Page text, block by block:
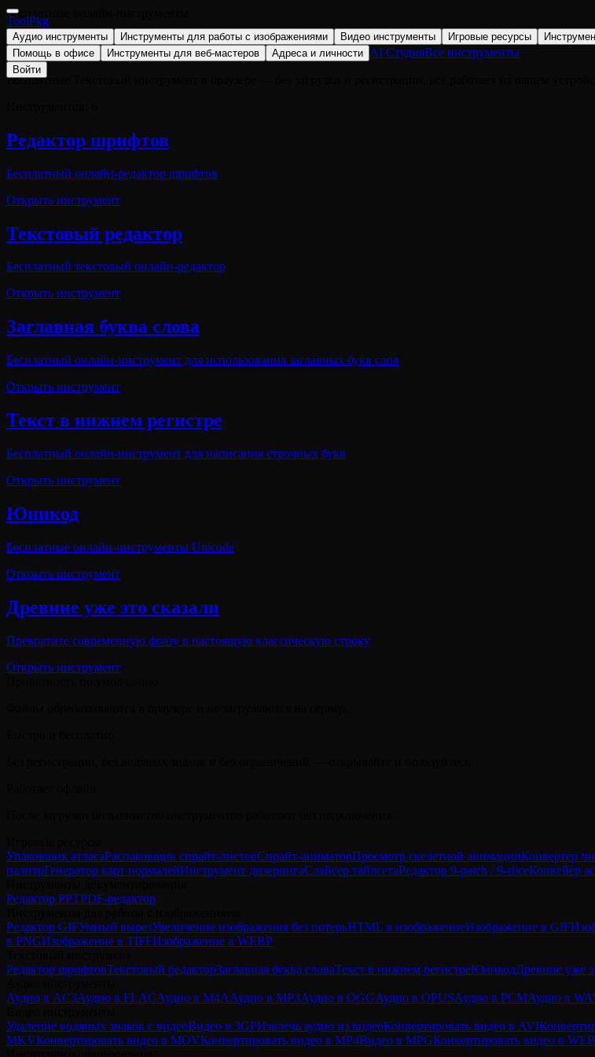
ToolPkg
Аудио инструменты Инструменты для работы с изображениями Видео инструменты Игровые ресурсы
Помощь в офисе
Инструменты для веб-мастеров Адреса и личности AI СтудияВсе инструменты
Войти
Бесплатные онлайн-инструменты
Текстовый инструмент
Бесплатные Текстовый инструмент в браузере — без загрузки и регистрации, всё работает на вашем
Редактор шрифтов
Бесплатный онлайн-редактор шрифтов
Открыть инструмент
Текстовый редактор
Бесплатный текстовый онлайн-редактор
Открыть инструмент
Заглавная буква слова
Бесплатный онлайн-инструмент для использования заглавных букв слов
Открыть инструмент
Текст в нижнем регистре
Бесплатный онлайн-инструмент для написания строчных букв
Открыть инструмент
Юникод
Бесплатные онлайн-инструменты Unicode
Открыть инструмент
Древние уже это сказали
Превратите современную фразу в настоящую классическую строку
Открыть инструмент
Упаковщик атласаРаспаковщик спрайт-листовСпрайт-аниматорПросмотр скелетной анимацииКонвертер
палитрГенератор карт нормалейИнструмент дизерингаСлайсер тайлсетаРедактор 9-patch / 9-sliceКонвейер
Редактор PPTPDF-редактор
Редактор GIFУмный вырезУвеличение изображения без потерьHTML в изображениеИзображение в GIF
в PNGИзображение в TIFFИзображение в WEBP
Редактор шрифтовТекстовый редакторЗаглавная буква словаТекст в нижнем регистреЮникодДревние уже
Аудио в AC3Аудио в FLACАудио в M4AАудио в MP3Аудио в OGGАудио в OPUSАудио в PCMАудио в
Удаление водяных знаков с видеоВидео в 3GPИзвлечь аудио из видеоКонвертировать видео в AVI
MKVКонвертировать видео в MOVКонвертировать видео в MP4Видео в MPGКонвертировать видео в WEB